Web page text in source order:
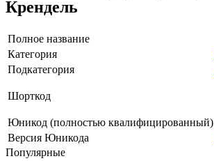
Крендель
Полное название
Категория
Подкатегория
Шорткод
Юникод (полностью квалифицированный)
Версия Юникода
Популярные